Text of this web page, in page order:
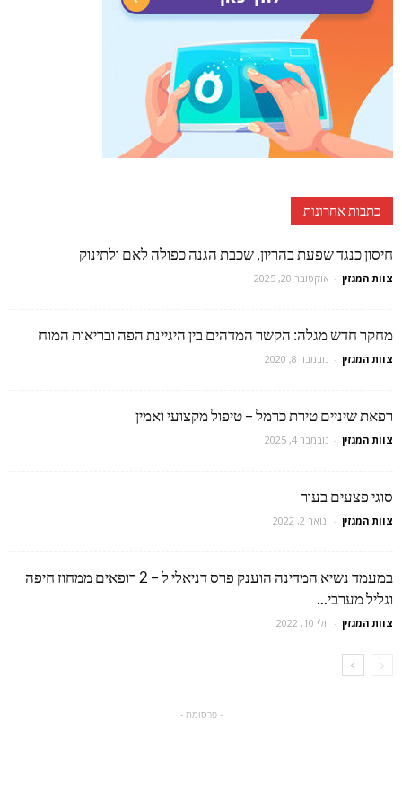
כתבות אחרונות
חיסון כנגד שפעת בהריון, שכבת הגנה כפולה לאם ולתינוק
צוות המגזין - אוקטובר 20, 2025
מחקר חדש מגלה: הקשר המדהים בין היגיינת הפה ובריאות המוח
צוות המגזין - נובמבר 8, 2020
רפאת שיניים טירת כרמל – טיפול מקצועי ואמין
צוות המגזין - נובמבר 4, 2025
סוגי פצעים בעור
צוות המגזין - ינואר 2, 2022
במעמד נשיא המדינה הוענק פרס דניאלי ל – 2 רופאים ממחוז חיפה
וגליל מערבי...
צוות המגזין - יולי 10, 2022
- פרסומת -